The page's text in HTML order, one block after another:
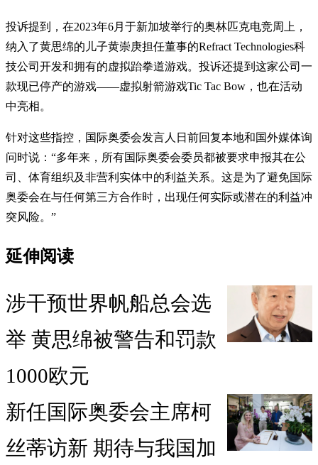
投诉提到，在2023年6月于新加坡举行的奥林匹克电竞周上，
纳入了黄思绵的儿子黄崇庚担任董事的Refract Technologies科
技公司开发和拥有的虚拟跆拳道游戏。投诉还提到这家公司一
款现已停产的游戏——虚拟射箭游戏Tic Tac Bow，也在活动
中亮相。
针对这些指控，国际奥委会发言人日前回复本地和国外媒体询
问时说：“多年来，所有国际奥委会委员都被要求申报其在公
司、体育组织及非营利实体中的利益关系。这是为了避免国际
奥委会在与任何第三方合作时，出现任何实际或潜在的利益冲
突风险。”
延伸阅读
涉干预世界帆船总会选
举 黄思绵被警告和罚款
1000欧元
新任国际奥委会主席柯
丝蒂访新 期待与我国加